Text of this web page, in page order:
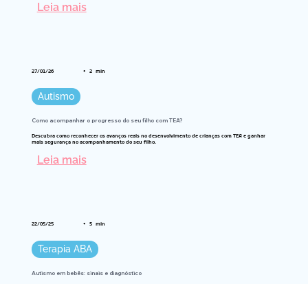
Leia mais
27/01/26 • 2 min
Autismo
Como acompanhar o progresso do seu filho com TEA?
Descubra como reconhecer os avanços reais no desenvolvimento de crianças com TEA e ganhar
mais segurança no acompanhamento do seu filho.
Leia mais
22/05/25 • 5 min
Terapia ABA
Autismo em bebês: sinais e diagnóstico